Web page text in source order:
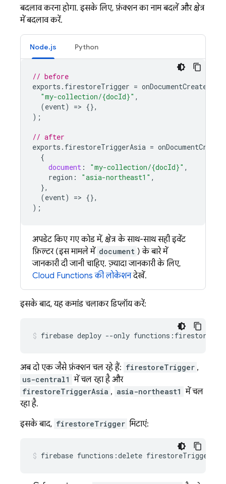
बदलाव करना होगा. इसके लिए, फ़ंक्शन का नाम बदलें और क्षेत्र
में बदलाव करें.
Node.js Python
// before
exports . firestoreTrigger = onDocumentCreated
"my-collection/{docId}" ,
(event) => {},
);
// after
exports . firestoreTriggerAsia =
{
document : "my-collection/{docId}" ,
region : "asia-northeast1" ,
},
(event) => {},
);
अपडेट किए गए कोड में, क्षेत्र के साथ-साथ सही इवेंट
फ़िल्टर (इस मामले में document ) के बारे में
जानकारी दी जानी चाहिए. ज़्यादा जानकारी के लिए,
Cloud Functions की लोकेशनदेखें.
इसके बाद, यह कमांड चलाकर डिप्लॉय करें:
अब दो एक जैसे फ़ंक्शन चल रहे हैं: firestoreTrigger ,
us-central1 में चल रहा है और
firestoreTriggerAsia , asia-northeast1 में चल
रहा है.
इसके बाद, firestoreTrigger मिटाएं: